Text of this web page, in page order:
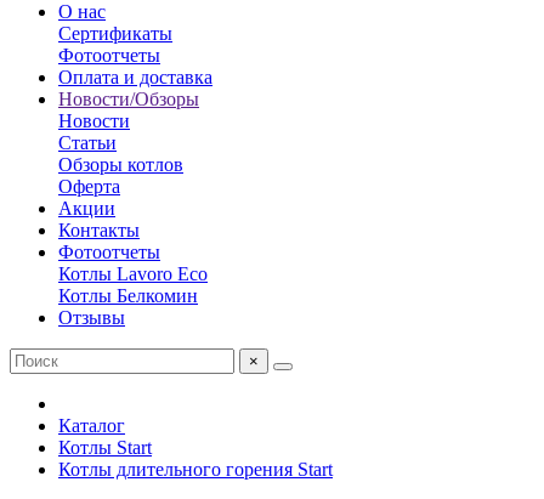
О нас
Сертификаты
Фотоотчеты
Оплата и доставка
Новости/Обзоры
Новости
Статьи
Обзоры котлов
Оферта
Акции
Контакты
Фотоотчеты
Котлы Lavoro Eco
Котлы Белкомин
Отзывы
×
Каталог
Котлы Start
Котлы длительного горения Start